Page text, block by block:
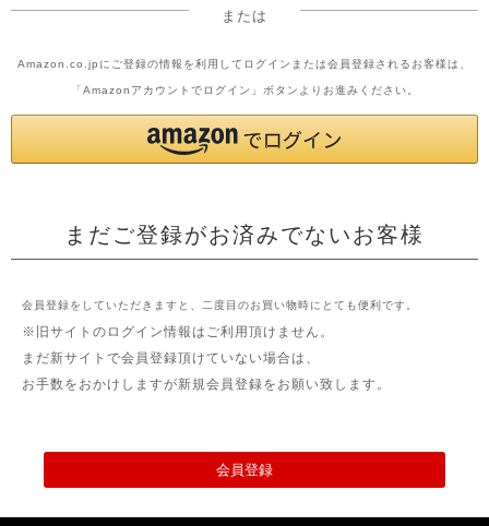
または
Amazon.co.jpにご登録の情報を利用してログインまたは会員登録されるお客様は、
「Amazonアカウントでログイン」ボタンよりお進みください。
まだご登録がお済みでないお客様
会員登録をしていただきますと、二度目のお買い物時にとても便利です。
※旧サイトのログイン情報はご利用頂けません。
まだ新サイトで会員登録頂けていない場合は、
お手数をおかけしますが新規会員登録をお願い致します。